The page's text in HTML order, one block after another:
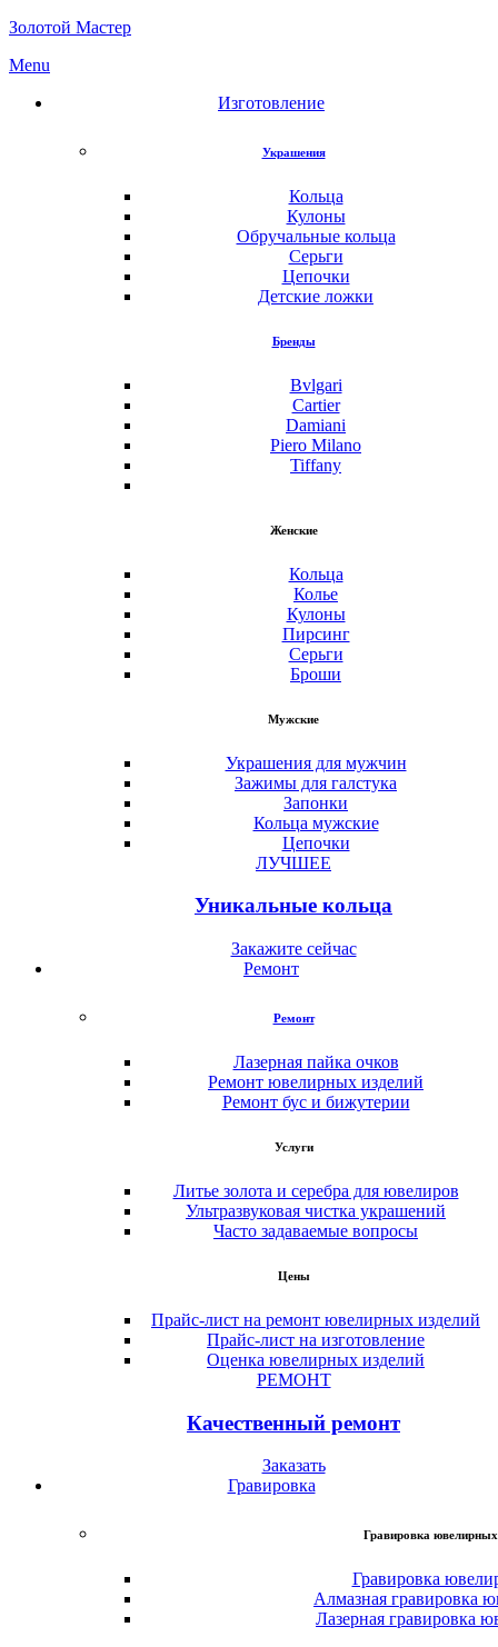
Золотой Мастер
Menu
Изготовление
Украшения
Кольца
Кулоны
Обручальные кольца
Серьги
Цепочки
Детские ложки
Бренды
Bvlgari
Cartier
Damiani
Piero Milano
Tiffany
Женские
Кольца
Колье
Кулоны
Пирсинг
Серьги
Броши
Мужские
Украшения для мужчин
Зажимы для галстука
Запонки
Кольца мужские
Цепочки
ЛУЧШЕЕ
Уникальные кольца
Закажите сейчас
Ремонт
Ремонт
Лазерная пайка очков
Ремонт ювелирных изделий
Ремонт бус и бижутерии
Услуги
Литье золота и серебра для ювелиров
Ультразвуковая чистка украшений
Часто задаваемые вопросы
Цены
Прайс-лист на ремонт ювелирных изделий
Прайс-лист на изготовление
Оценка ювелирных изделий
РЕМОНТ
Качественный ремонт
Заказать
Гравировка
Гравировка ювелирных
Гравировка
Алмазная гравировка
Лазерная гравировка